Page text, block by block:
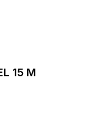
15 M